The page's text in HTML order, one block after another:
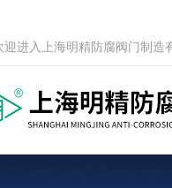
迎进入上海明精防腐阀门制造